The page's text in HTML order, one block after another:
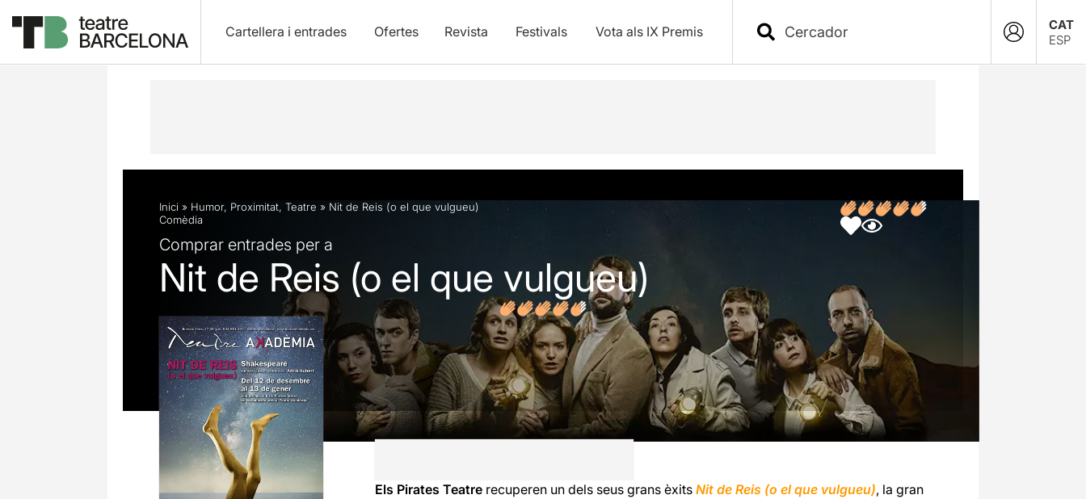
Cartellera i entrades Ofertes Revista Festivals Vota als IX Premis
CAT
ESP
Descripció Fitxa artística Articles
Inici » Humor, Proximitat, Teatre » Nit de Reis (o el que vulgueu)
Comèdia
Comprar entrades per a
Nit de Reis (o el que vulgueu)
Els Pirates Teatrerecuperen un dels seus grans èxits Nit de Reis (o el que vulgueu), la gran